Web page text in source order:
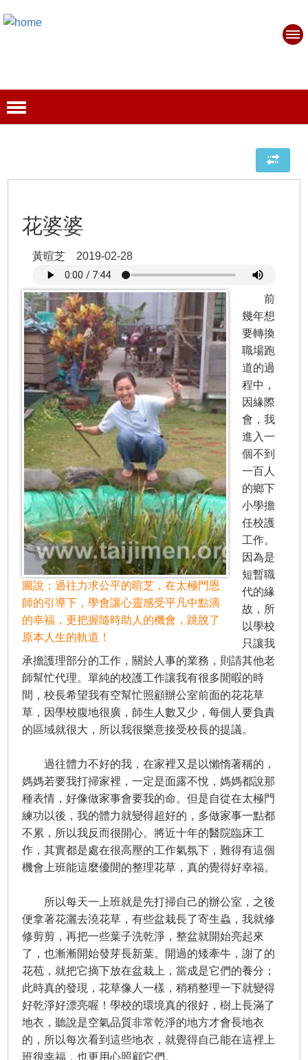
花婆婆
黃暄芝 2019-02-28
圖說：過往力求公平的暄芝，在太極門恩
師的引導下，學會讓心靈感受平凡中點滴
的幸福，更把握隨時助人的機會，跳脫了
原本人生的軌道！
前
幾年想
要轉換
職場跑
道的過
程中，
因緣際
會，我
進入一
個不到
一百人
的鄉下
小學擔
任校護
工作。
因為是
短暫職
代的緣
故，所
以學校
只讓我
承擔護理部分的工作，關於人事的業務，則請其他老
師幫忙代理。單純的校護工作讓我有很多閒暇的時
間，校長希望我有空幫忙照顧辦公室前面的花花草
草，因學校腹地很廣，師生人數又少，每個人要負責
的區域就很大，所以我很樂意接受校長的提議。
過往體力不好的我，在家裡又是以懶惰著稱的，
媽媽若要我打掃家裡，一定是面露不悅，媽媽都說那
種表情，好像做家事會要我的命。但是自從在太極門
練功以後，我的體力就變得超好的，多做家事一點都
不累，所以我反而很開心。將近十年的醫院臨床工
作，其實都是處在很高壓的工作氣氛下，難得有這個
機會上班能這麼優閒的整理花草，真的覺得好幸福。
所以每天一上班就是先打掃自己的辦公室，之後
便拿著花灑去澆花草，有些盆栽長了寄生蟲，我就修
修剪剪，再把一些葉子洗乾淨，整盆就開始亮起來
了，也漸漸開始發芽長新葉。開過的矮牽牛，謝了的
花苞，就把它摘下放在盆栽上，當成是它們的養分；
此時真的發現，花草像人一樣，稍稍整理一下就變得
好乾淨好漂亮喔！學校的環境真的很好，樹上長滿了
地衣，聽說是空氣品質非常乾淨的地方才會長地衣
的，所以每次看到這些地衣，就覺得自己能在這裡上
班很幸福，也更用心照顧它們。